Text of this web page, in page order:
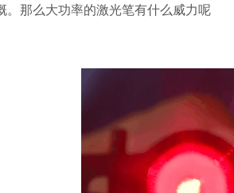
。那么大功率的激光笔有什么威力呢